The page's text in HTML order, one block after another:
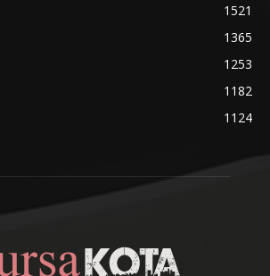
1521
1365
1253
1182
1124